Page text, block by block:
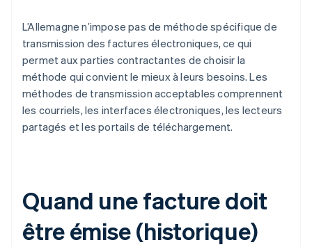
L’Allemagne n’impose pas de méthode spécifique de
transmission des factures électroniques, ce qui
permet aux parties contractantes de choisir la
méthode qui convient le mieux à leurs besoins. Les
méthodes de transmission acceptables comprennent
les courriels, les interfaces électroniques, les lecteurs
partagés et les portails de téléchargement.
Quand une facture doit
être émise (historique)